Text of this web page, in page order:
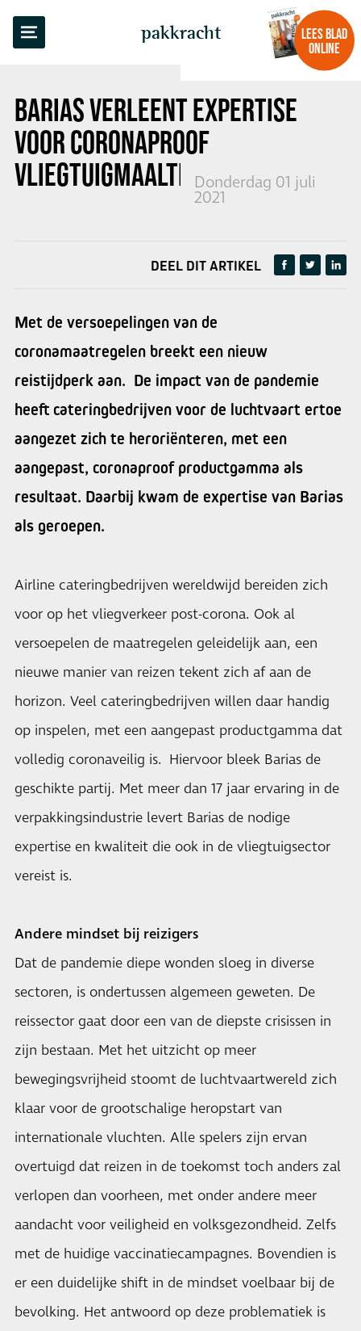
pakkracht
LEES BLAD
ONLINE
BARIAS VERLEENT EXPERTISE
VOORCORONAPROOF
VLIEGTUIGMAALTIJDENDonderdag 01 juli
2021
TERUG NAAR OVERZICHT
DEEL DIT ARTIKEL
Met de versoepelingen van de
coronamaatregelen breekt een nieuw
reistijdperk aan. De impact van de pandemie
heeft cateringbedrijven voor de luchtvaart ertoe
aangezet zich te heroriënteren, met een
aangepast, coronaproof productgamma als
resultaat. Daarbij kwam de expertise van Barias
als geroepen.
Airline cateringbedrijven wereldwijd bereiden zich
voor op het vliegverkeer post-corona. Ook al
versoepelen de maatregelen geleidelijk aan, een
nieuwe manier van reizen tekent zich af aan de
horizon. Veel cateringbedrijven willen daar handig
op inspelen, met een aangepast productgamma dat
volledig coronaveilig is. Hiervoor bleek Barias de
geschikte partij. Met meer dan 17 jaar ervaring in de
verpakkingsindustrie levert Barias de nodige
expertise en kwaliteit die ook in de vliegtuigsector
vereist is.
Andere mindset bij reizigers
Dat de pandemie diepe wonden sloeg in diverse
sectoren, is ondertussen algemeen geweten. De
reissector gaat door een van de diepste crisissen in
zijn bestaan. Met het uitzicht op meer
bewegingsvrijheid stoomt de luchtvaartwereld zich
klaar voor de grootschalige heropstart van
internationale vluchten. Alle spelers zijn ervan
overtuigd dat reizen in de toekomst toch anders zal
verlopen dan voorheen, met onder andere meer
aandacht voor veiligheid en volksgezondheid. Zelfs
met de huidige vaccinatiecampagnes. Bovendien is
er een duidelijke shift in de mindset voelbaar bij de
bevolking. Het antwoord op deze problematiek is